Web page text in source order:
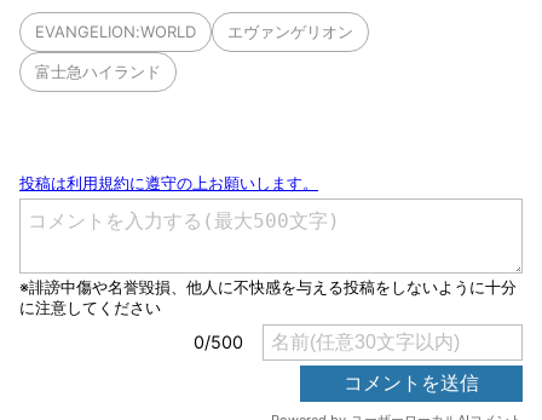
EVANGELION:WORLD エヴァンゲリオン
富士急ハイランド